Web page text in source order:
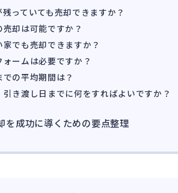
っていても売却できますか？
却は可能ですか？
でも売却できますか？
ームは必要ですか？
の平均期間は？
き渡し日までに何をすればよいですか？
を成功に導くための要点整理